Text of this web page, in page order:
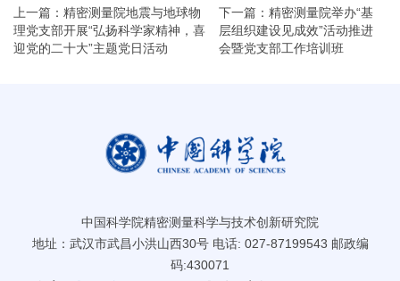
上一篇：精密测量院地震与地球物
理党支部开展“弘扬科学家精神，喜
迎党的二十大”主题党日活动
下一篇：精密测量院举办“基
层组织建设见成效”活动推进
会暨党支部工作培训班
中国科学院精密测量科学与技术创新研究院
地址：武汉市武昌小洪山西30号 电话: 027-87199543 邮政编
码:430071